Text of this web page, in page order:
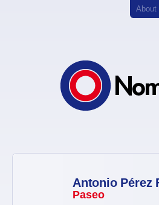
About
Antonio Pérez
Paseo